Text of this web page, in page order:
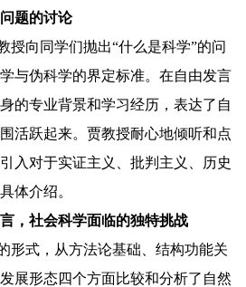
题的讨论
授向同学们抛出“什么是科学”的问
与伪科学的界定标准。在自由发言
的专业背景和学习经历，表达了自
活跃起来。贾教授耐心地倾听和点
入对于实证主义、批判主义、历史
体介绍。
，社会科学面临的独特挑战
形式，从方法论基础、结构功能关
展形态四个方面比较和分析了自然